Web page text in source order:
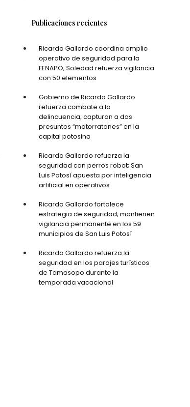
Publicaciones recientes
Ricardo Gallardo coordina amplio
operativo de seguridad para la
FENAPO; Soledad refuerza vigilancia
con 50 elementos
Gobierno de Ricardo Gallardo
refuerza combate a la
delincuencia; capturan a dos
presuntos “motorratones” en la
capital potosina
Ricardo Gallardo refuerza la
seguridad con perros robot; San
Luis Potosí apuesta por inteligencia
artificial en operativos
Ricardo Gallardo fortalece
estrategia de seguridad; mantienen
vigilancia permanente en los 59
municipios de San Luis Potosí
Ricardo Gallardo refuerza la
seguridad en los parajes turísticos
de Tamasopo durante la
temporada vacacional